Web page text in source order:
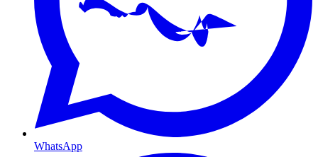
WhatsApp